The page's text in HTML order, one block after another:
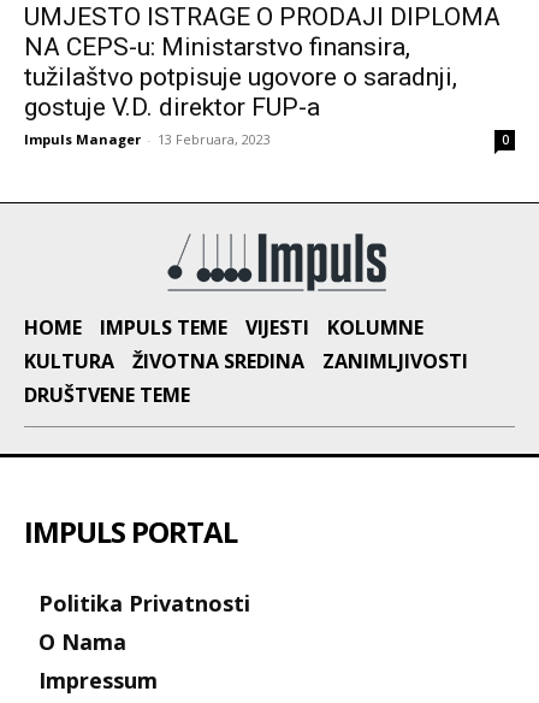
UMJESTO ISTRAGE O PRODAJI DIPLOMA
NA CEPS-u: Ministarstvo finansira,
tužilaštvo potpisuje ugovore o saradnji,
gostuje V.D. direktor FUP-a
Impuls Manager - 13 Februara, 2023 0
HOME IMPULS TEME VIJESTI
KOLUMNE
KULTURA
ŽIVOTNA SREDINA
ZANIMLJIVOSTI
DRUŠTVENE TEME
IMPULS PORTAL
Politika Privatnosti
O Nama
Impressum